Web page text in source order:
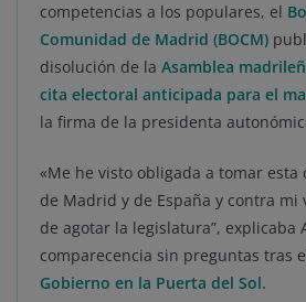
competencias a los populares, el
Comunidad de Madrid (BOCM)
disolución de la Asamblea
cita electoral anticipada para el
la firma de la presidenta
«Me he visto obligada a tomar
de Madrid y de España y contra
de agotar la legislatura”, explicaba
comparecencia sin preguntas tras
Gobierno en la Puerta del Sol.